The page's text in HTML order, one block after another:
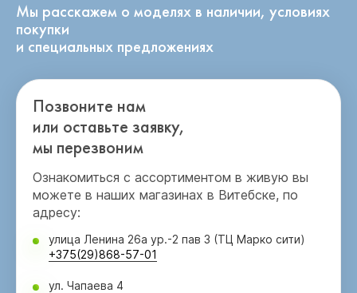
Мы расскажем о моделях в наличии, условиях
покупки
и специальных предложениях
Позвоните нам
или оставьте заявку,
мы перезвоним
Ознакомиться с ассортиментом в живую вы
можете в наших магазинах в Витебске, по
адресу:
улица Ленина 26а ур.-2 пав 3 (ТЦ Марко сити)
+375(29)868-57-01
ул. Чапаева 4